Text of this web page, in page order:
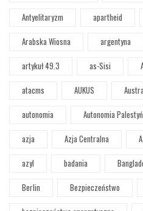
Antyelitaryzm
apartheid
Arabska Wiosna
argentyna
artykuł 49.3
as-Sisi
atacms
AUKUS
autonomia
Autonomia
azja
Azja Centralna
azyl
badania
Berlin
Bezpieczeństwo